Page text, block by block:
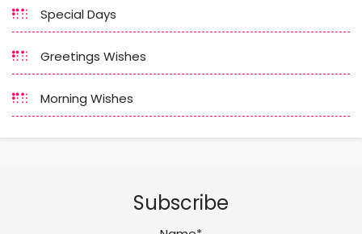
Special Days
Greetings Wishes
Morning Wishes
Subscribe